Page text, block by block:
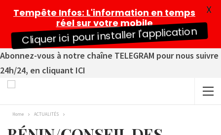
Abonnez-vous à notre chaîne TELEGRAM pour nous suivre
24h/24, en cliquant ICI
Home ACTUALITÉS
Tempête Infos: L'information en temps
réel sur votre mobile
Cliquer ici pour installer l'application
X